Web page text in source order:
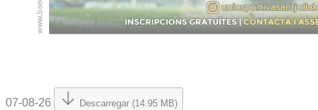
07-08-26 Descarregar (14.95 MB)